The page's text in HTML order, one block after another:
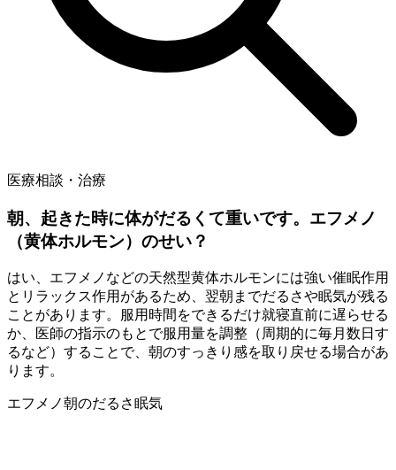
医療相談・治療
朝、起きた時に体がだるくて重いです。エフメノ
（黄体ホルモン）のせい？
はい、エフメノなどの天然型黄体ホルモンには強い催眠作用
とリラックス作用があるため、翌朝までだるさや眠気が残る
ことがあります。服用時間をできるだけ就寝直前に遅らせる
か、医師の指示のもとで服用量を調整（周期的に毎月数日す
るなど）することで、朝のすっきり感を取り戻せる場合があ
ります。
エフメノ朝のだるさ眠気